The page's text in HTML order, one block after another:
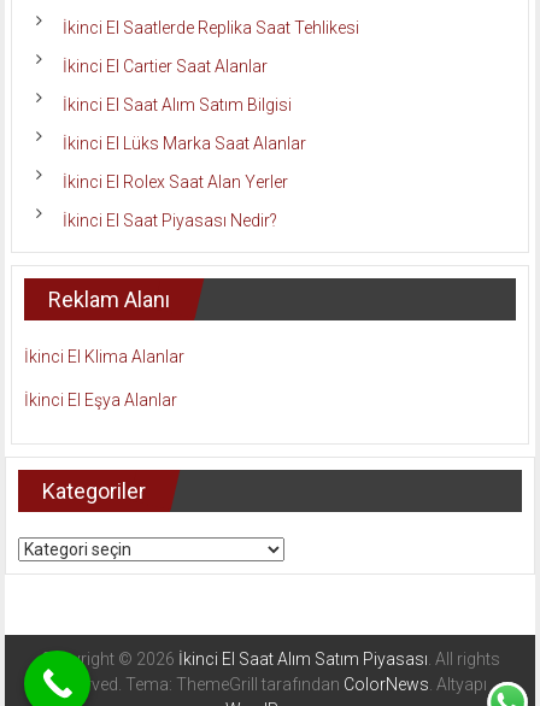
İkinci El Saatlerde Replika Saat Tehlikesi
İkinci El Cartier Saat Alanlar
İkinci El Saat Alım Satım Bilgisi
İkinci El Lüks Marka Saat Alanlar
İkinci El Rolex Saat Alan Yerler
İkinci El Saat Piyasası Nedir?
Reklam Alanı
İkinci El Klima Alanlar
İkinci El Eşya Alanlar
Kategoriler
Kategoriler
Copyright © 2026 İkinci El Saat Alım Satım Piyasası. All rights
reserved. Tema: ThemeGrill tarafından ColorNews. Altyapı